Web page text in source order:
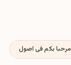
مرحبا بكم فى اصول